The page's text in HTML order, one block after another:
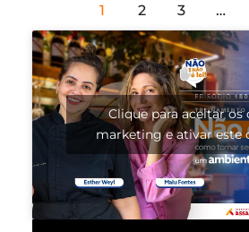
1 2 3 …
Clique para aceitar os
marketing e ativar este